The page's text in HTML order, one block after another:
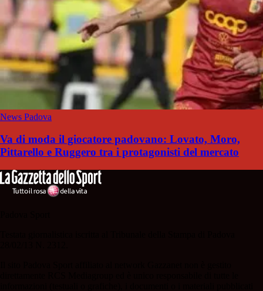
News Padova
Va di moda il giocatore padovano: Lovato, Moro,
Pittarello e Ruggero tra i protagonisti del mercato